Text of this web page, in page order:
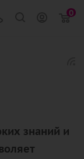
0
знаний и